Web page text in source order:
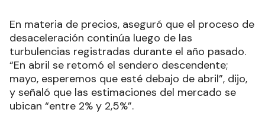
En materia de precios, aseguró que el proceso de
desaceleración continúa luego de las
turbulencias registradas durante el año pasado.
“En abril se retomó el sendero descendente;
mayo, esperemos que esté debajo de abril”, dijo,
y señaló que las estimaciones del mercado se
ubican “entre 2% y 2,5%”.